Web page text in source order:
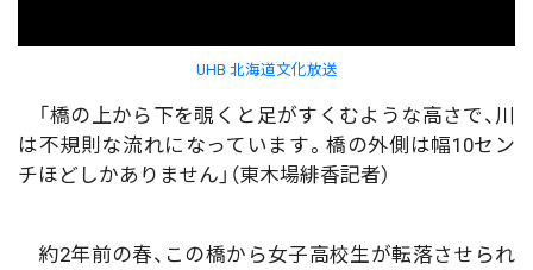
UHB 北海道文化放送
「橋の上から下を覗くと足がすくむような高さで、川
は不規則な流れになっています。橋の外側は幅10セン
チほどしかありません」（東木場緋香記者）
約2年前の春、この橋から女子高校生が転落させられ